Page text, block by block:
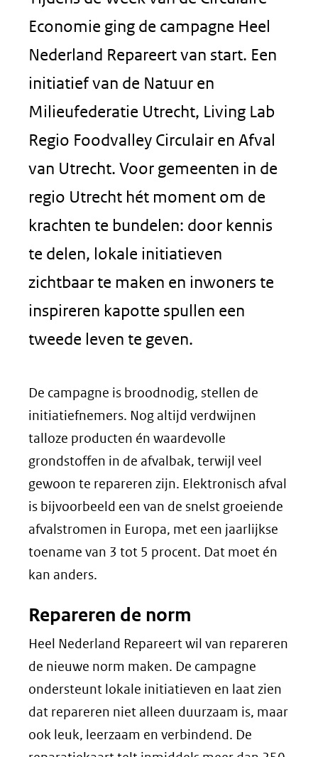
Economie ging de campagne Heel
Nederland Repareert van start. Een
initiatief van de Natuur en
Milieufederatie Utrecht, Living Lab
Regio Foodvalley Circulair en Afval
van Utrecht. Voor gemeenten in de
regio Utrecht hét moment om de
krachten te bundelen: door kennis
te delen, lokale initiatieven
zichtbaar te maken en inwoners te
inspireren kapotte spullen een
tweede leven te geven.
De campagne is broodnodig, stellen de
initiatiefnemers. Nog altijd verdwijnen
talloze producten én waardevolle
grondstoffen in de afvalbak, terwijl veel
gewoon te repareren zijn. Elektronisch afval
is bijvoorbeeld een van de snelst groeiende
afvalstromen in Europa, met een jaarlijkse
toename van 3 tot 5 procent. Dat moet én
kan anders.
Repareren de norm
Heel Nederland Repareert wil van repareren
de nieuwe norm maken. De campagne
ondersteunt lokale initiatieven en laat zien
dat repareren niet alleen duurzaam is, maar
ook leuk, leerzaam en verbindend. De